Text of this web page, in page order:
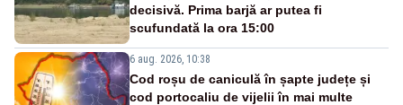
decisivă. Prima barjă ar putea fi
scufundată la ora 15:00
6 aug. 2026, 10:38
Cod roșu de caniculă în șapte județe și
cod portocaliu de vijelii în mai multe